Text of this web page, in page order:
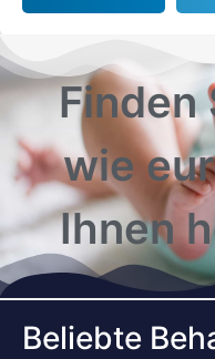
Finden
wie
Ihnen
Beliebte